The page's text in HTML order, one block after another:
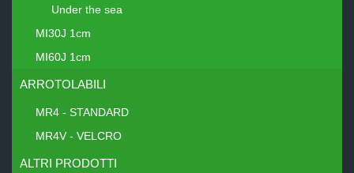
Under the sea
MI30J 1cm
MI60J 1cm
ARROTOLABILI
MR4 - STANDARD
MR4V - VELCRO
ALTRI PRODOTTI